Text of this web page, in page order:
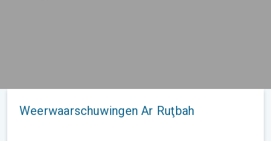
Weerwaarschuwingen Ar Ruţbah